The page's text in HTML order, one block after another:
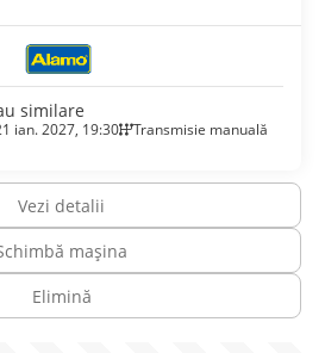
marea bucătărie lyoneză. Desigur,
un Beaujolais local sau un
Mâcon.
similare
ian. 2027, 19:30 Transmisie manuală
Vezi detalii
mașina
Elimină